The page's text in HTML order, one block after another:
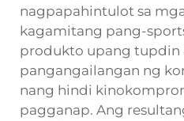
nagpapahintulot sa
kagamitang pang-
produkto upang tupdin
pangangailangan ng
nang hindi
pagganap. Ang